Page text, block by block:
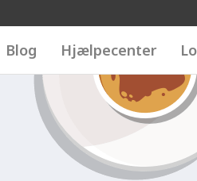
Blog Hjælpecenter